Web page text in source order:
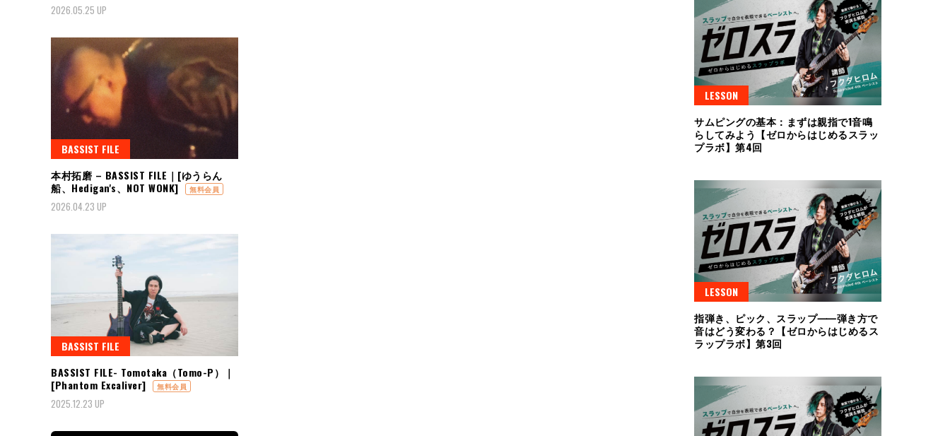
2026.05.25 UP
BASSIST FILE
本村拓磨 – BASSIST FILE｜[ゆうらん
船、Hedigan's、NOT WONK]
無料会員
2026.04.23 UP
BASSIST FILE
BASSIST FILE- Tomotaka（Tomo-P）｜
[Phantom Excaliver]
無料会員
2025.12.23 UP
LESSON
サムピングの基本：まずは親指で1音鳴
らしてみよう【ゼロからはじめるスラッ
プラボ】第4回
LESSON
指弾き、ピック、スラップ⸺弾き方で
音はどう変わる？【ゼロからはじめるス
ラップラボ】第3回